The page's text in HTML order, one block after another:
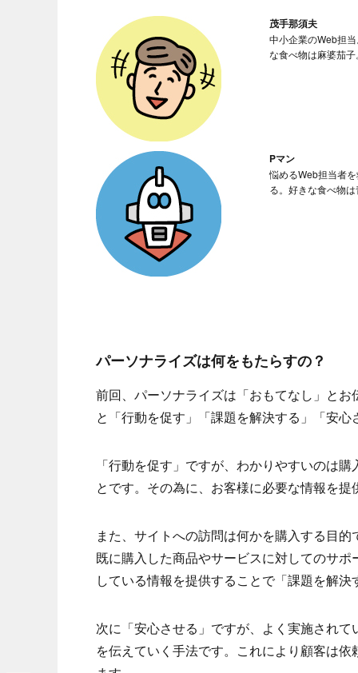
茂手那須夫
中小企業のWeb担
な食べ物は麻婆茄子
Pマン
悩めるWeb担当者
る。好きな食べ物
パーソナライズは何をもたらすの？
前回、パーソナライズは「おもてなし」と
と「行動を促す」「課題を解決する」「安
「行動を促す」ですが、わかりやすいのは
とです。その為に、お客様に必要な情報を
また、サイトへの訪問は何かを購入する目
既に購入した商品やサービスに対してのサ
している情報を提供することで「課題を解
次に「安心させる」ですが、よく実施され
を伝えていく手法です。これにより顧客は